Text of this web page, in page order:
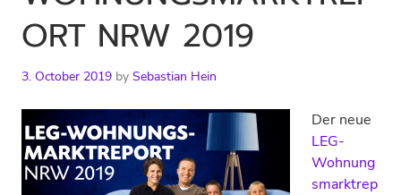
ORT NRW 2019
3. October 2019 by Sebastian Hein
Der neue
LEG-
Wohnung
smarktrep